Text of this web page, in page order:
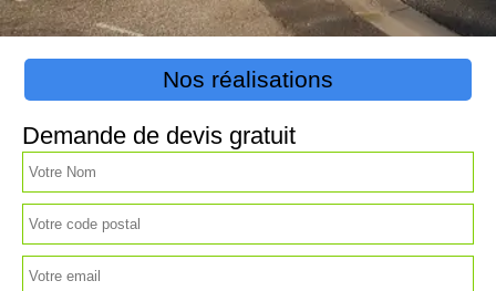
Nos réalisations
Demande de devis gratuit